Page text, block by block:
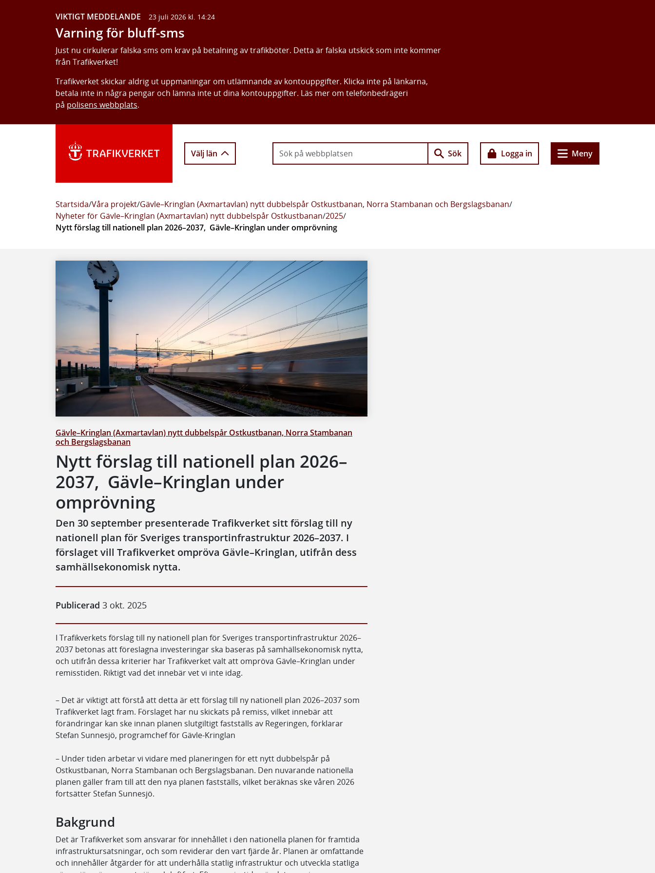
VIKTIGT MEDDELANDE 23 juli 2026 kl. 14:24
Varning för bluff-sms
Just nu cirkulerar falska sms om krav på betalning av trafikböter. Detta är falska utskick som inte kommer
från Trafikverket!
Trafikverket skickar aldrig ut uppmaningar om utlämnande av kontouppgifter. Klicka inte på länkarna,
betala inte in några pengar och lämna inte ut dina kontouppgifter. Läs mer om telefonbedrägeri
på polisens webbplats.
Välj län Sök Logga in Meny
Startsida/Våra projekt/Gävle–Kringlan (Axmartavlan) nytt dubbelspår Ostkustbanan, Norra Stambanan och Bergslagsbanan/
Nyheter för Gävle–Kringlan (Axmartavlan) nytt dubbelspår Ostkustbanan/2025/
Nytt förslag till nationell plan 2026–2037, Gävle–Kringlan under omprövning
Gävle–Kringlan (Axmartavlan) nytt dubbelspår Ostkustbanan, Norra Stambanan
och Bergslagsbanan
Nytt förslag till nationell plan 2026–
2037, Gävle–Kringlan under
omprövning
Den 30 september presenterade Trafikverket sitt förslag till ny
nationell plan för Sveriges transportinfrastruktur 2026–2037. I
förslaget vill Trafikverket ompröva Gävle–Kringlan, utifrån dess
samhällsekonomisk nytta.
Publicerad 3 okt. 2025
I Trafikverkets förslag till ny nationell plan för Sveriges transportinfrastruktur 2026–
2037 betonas att föreslagna investeringar ska baseras på samhällsekonomisk nytta,
och utifrån dessa kriterier har Trafikverket valt att ompröva Gävle–Kringlan under
remisstiden. Riktigt vad det innebär vet vi inte idag.
– Det är viktigt att förstå att detta är ett förslag till ny nationell plan 2026–2037 som
Trafikverket lagt fram. Förslaget har nu skickats på remiss, vilket innebär att
förändringar kan ske innan planen slutgiltigt fastställs av Regeringen, förklarar
Stefan Sunnesjö, programchef för Gävle-Kringlan
– Under tiden arbetar vi vidare med planeringen för ett nytt dubbelspår på
Ostkustbanan, Norra Stambanan och Bergslagsbanan. Den nuvarande nationella
planen gäller fram till att den nya planen fastställs, vilket beräknas ske våren 2026
fortsätter Stefan Sunnesjö.
Bakgrund
Det är Trafikverket som ansvarar för innehållet i den nationella planen för framtida
infrastruktursatsningar, och som reviderar den vart fjärde år. Planen är omfattande
och innehåller åtgärder för att underhålla statlig infrastruktur och utveckla statliga